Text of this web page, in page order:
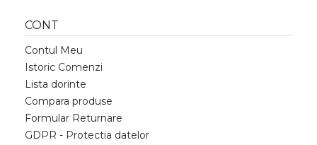
CONT
Contul Meu
Istoric Comenzi
Lista dorinte
Compara produse
Formular Returnare
GDPR - Protectia datelor